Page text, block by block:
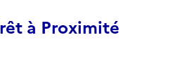
à Proximité